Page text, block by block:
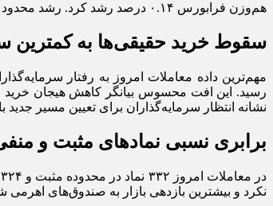
هم‌وزن فرابورس ۰.۱۴ درصد رشد کرد. رشد محدود شاخص‌ها در کنار کاهش شتاب تقاضا نشان می‌دهد بازار پس از روز‌های پرقدرت اخیر وارد مرحله‌ای از استراحت و متعادل‌سازی شده است.
سقوط خرید حقیقی‌ها به کمترین
رسید. این افت محسوس بیانگر کاهش هیجان خرید
نشانه انتظار سرمایه‌گذاران برای تعیین مسیر جدید
برابری نسبی نماد‌های مثبت و
نکرد و بیشترین بازدهی بازار به صندوق‌های اهرمی شتاب، نارنج